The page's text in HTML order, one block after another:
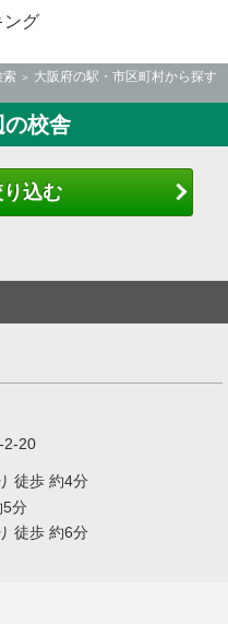
ング
索
大阪府の駅・市区町村から探す
の校舎
り込む
2-20
徒歩 約4分
5分
徒歩 約6分